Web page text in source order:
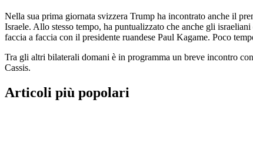
Nella sua prima giornata svizzera Trump ha incontrato anche il
Israele. Allo stesso tempo, ha puntualizzato che anche gli
faccia a faccia con il presidente ruandese Paul Kagame. Poco
Tra gli altri bilaterali domani è in programma un breve incontro
Cassis.
Articoli più popolari